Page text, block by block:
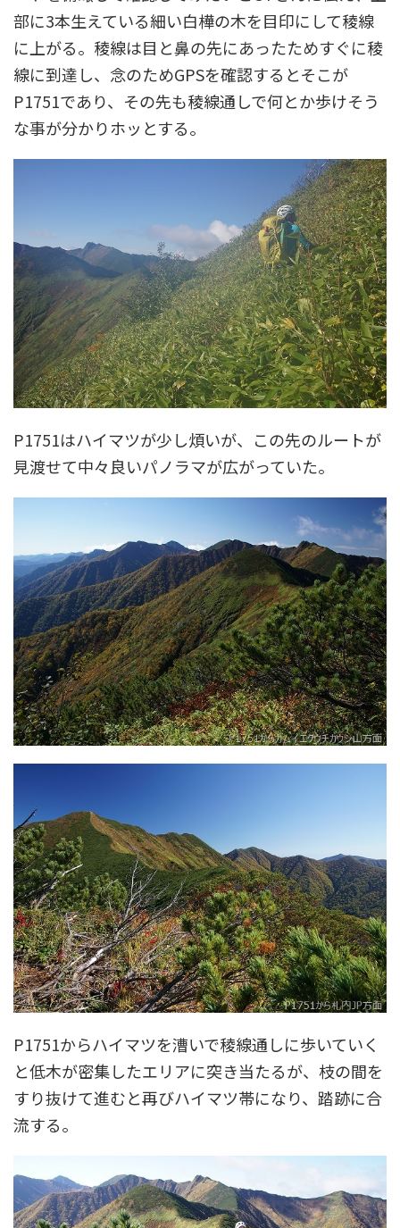
部に3本生えている細い白樺の木を目印にして稜線
に上がる。稜線は目と鼻の先にあったためすぐに稜
線に到達し、念のためGPSを確認するとそこが
P1751であり、その先も稜線通しで何とか歩けそう
な事が分かりホッとする。
P1751はハイマツが少し煩いが、この先のルートが
見渡せて中々良いパノラマが広がっていた。
P1751からハイマツを漕いで稜線通しに歩いていく
と低木が密集したエリアに突き当たるが、枝の間を
すり抜けて進むと再びハイマツ帯になり、踏跡に合
流する。